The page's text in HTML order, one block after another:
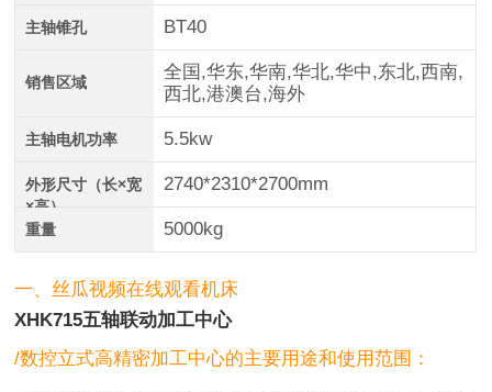
主轴锥孔 BT40
销售区域
全国,华东,华南,华北,华中,东北,西南,
西北,港澳台,海外
主轴电机功率 5.5kw
外形尺寸（长×宽
×高）
2740*2310*2700mm
重量 5000kg
一、丝瓜视频在线观看机床
XHK715五轴联动加工中心
/数控立式高精密加工中心的主要用途和使用范围：